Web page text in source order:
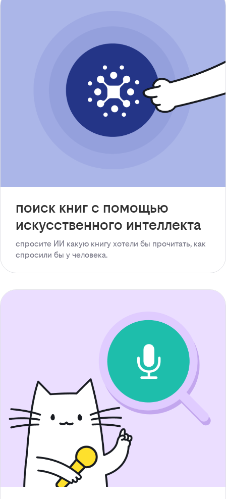
поиск книг с помощью
искусственного интеллекта
спросите ИИ какую книгу хотели бы прочитать, как
спросили бы у человека.